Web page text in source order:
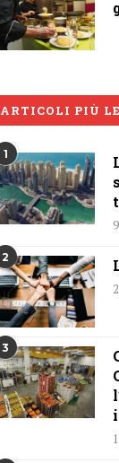
ARTICOLI PIÙ
1
2
3